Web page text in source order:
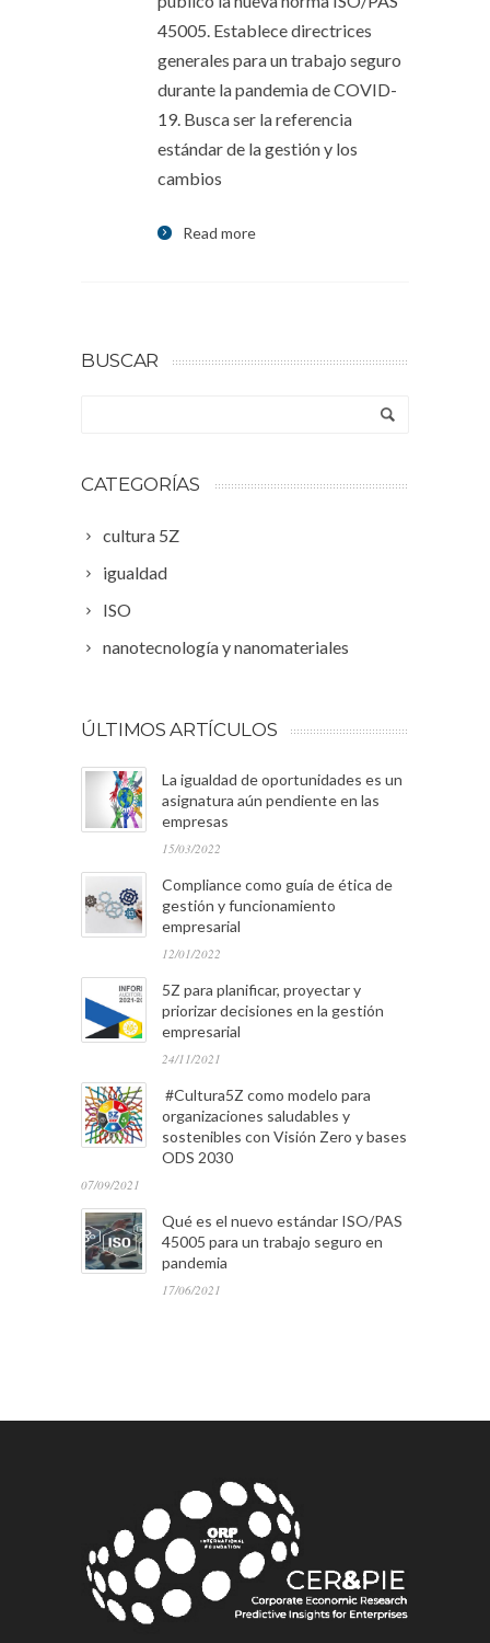
45005. Establece directrices
generales para un trabajo seguro
durante la pandemia de COVID-
19. Busca ser la referencia
estándar de la gestión y los
cambios
Read more
BUSCAR
CATEGORÍAS
cultura 5Z
igualdad
ISO
nanotecnología y nanomateriales
ÚLTIMOS ARTÍCULOS
La igualdad de oportunidades es un
asignatura aún pendiente en las
empresas
15/03/2022
Compliance como guía de ética de
gestión y funcionamiento
empresarial
12/01/2022
5Z para planificar, proyectar y
priorizar decisiones en la gestión
empresarial
24/11/2021
#Cultura5Z como modelo para
organizaciones saludables y
sostenibles con Visión Zero y bases
ODS 2030
07/09/2021
Qué es el nuevo estándar ISO/PAS
45005 para un trabajo seguro en
pandemia
17/06/2021